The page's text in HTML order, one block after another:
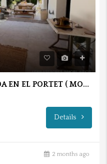
VILLA DE LUJO REFORMADA EN EL PORTET ( MORAIRA).
Details
2 months ago